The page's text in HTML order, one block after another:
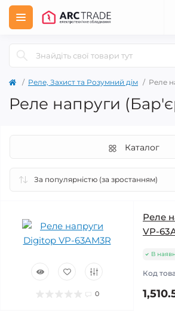
Реле, Захист та Розумний дім Реле
Реле напруги
Каталог
0
Реле
VP-
В
Код